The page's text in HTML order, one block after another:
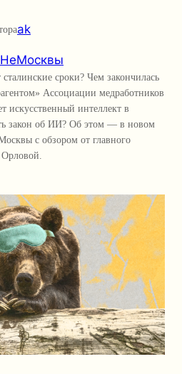
ak
сроки? Чем закончилась
Ассоциации медработников
искусственный интеллект в
закон об ИИ? Об этом — в новом
с обзором от главного